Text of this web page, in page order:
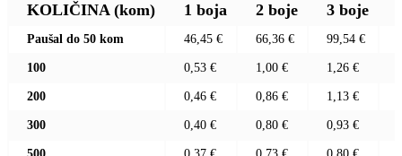
KOLIČINA (kom) 1 boja 2 boje 3 boje
Paušal do 50 kom 46,45 € 66,36 € 99,54 €
100 0,53 € 1,00 € 1,26 €
200 0,46 € 0,86 € 1,13 €
300 0,40 € 0,80 € 0,93 €